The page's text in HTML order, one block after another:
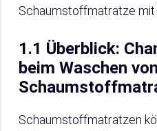
Schaumstoffmatratze mit
1.1 Überblick:
beim Waschen von
Schaumstoffmatratzen